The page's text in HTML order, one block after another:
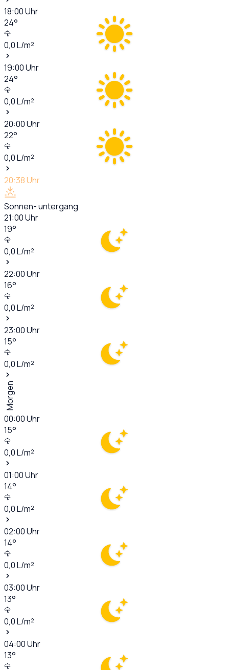
18:00Uhr
24°
0,0L/m²
19:00Uhr
24°
0,0L/m²
20:00Uhr
22°
0,0L/m²
20:38Uhr
Sonnen- untergang
21:00Uhr
19°
0,0L/m²
22:00Uhr
16°
0,0L/m²
23:00Uhr
15°
0,0L/m²
Morgen
00:00Uhr
15°
0,0L/m²
01:00Uhr
14°
0,0L/m²
02:00Uhr
14°
0,0L/m²
03:00Uhr
13°
0,0L/m²
04:00Uhr
13°